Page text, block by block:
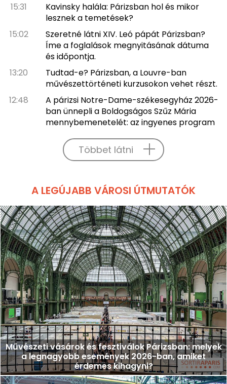
15:31
Kavinsky halála: Párizsban hol és mikor
lesznek a temetések?
15:02
Szeretné látni XIV. Leó pápát Párizsban?
Íme a foglalások megnyitásának dátuma
és időpontja.
13:20
Tudtad-e? Párizsban, a Louvre-ban
művészettörténeti kurzusokon vehet részt.
12:48
A párizsi Notre-Dame-székesegyház 2026-
ban ünnepli a Boldogságos Szűz Mária
mennybemenetelét: az ingyenes program
Többet látni
A LEGÚJABB VÁROSI ÚTMUTATÓK
Művészeti vásárok és fesztiválok Párizsban: melyek
a legnagyobb események 2026-ban, amiket
érdemes kihagyni?